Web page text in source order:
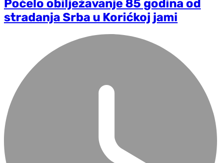
Počelo obilježavanje 85 godina od
stradanja Srba u Korićkoj jami